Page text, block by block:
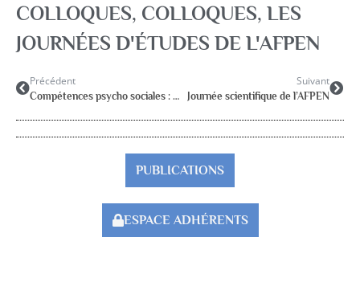
COLLOQUES, COLLOQUES, LES
JOURNÉES D'ÉTUDES DE L'AFPEN
Précédent
Compétences psycho sociales : des problématiques aux dispositifs et actions de terrain
Suivant
Journée scientifique de l’AFPEN
PUBLICATIONS
ESPACE ADHÉRENTS